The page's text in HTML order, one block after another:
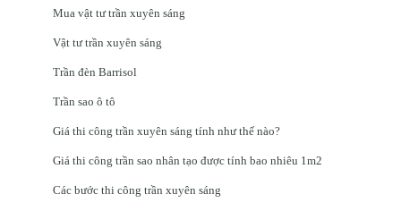
Mua vật tư trần xuyên sáng
Vật tư trần xuyên sáng
Trần đèn Barrisol
Trần sao ô tô
Giá thi công trần xuyên sáng tính như thế nào?
Giá thi công trần sao nhân tạo được tính bao nhiêu 1m2
Các bước thi công trần xuyên sáng